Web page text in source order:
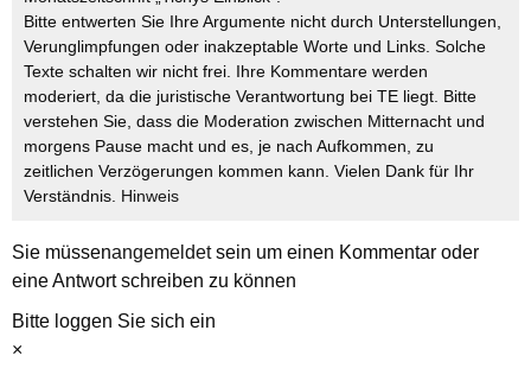
Bitte entwerten Sie Ihre Argumente nicht durch Unterstellungen,
Verunglimpfungen oder inakzeptable Worte und Links. Solche
Texte schalten wir nicht frei. Ihre Kommentare werden
moderiert, da die juristische Verantwortung bei TE liegt. Bitte
verstehen Sie, dass die Moderation zwischen Mitternacht und
morgens Pause macht und es, je nach Aufkommen, zu
zeitlichen Verzögerungen kommen kann. Vielen Dank für Ihr
Verständnis. Hinweis
Sie müssenangemeldetsein um einen Kommentar oder
eine Antwort schreiben zu können
Bitte loggen Sie sich ein
×